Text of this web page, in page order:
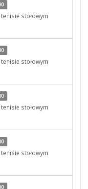
stołowym
stołowym
stołowym
stołowym